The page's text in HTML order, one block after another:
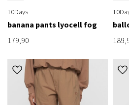
10Days
banana pants lyocell fog
179,90